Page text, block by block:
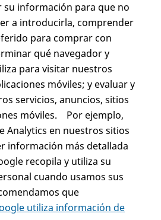
información para que no
a introducirla, comprender
para comprar con
qué navegador y
para visitar nuestros
móviles; y evaluar y
servicios, anuncios, sitios
móviles. Por ejemplo,
Analytics en nuestros sitios
información más detallada
recopila y utiliza su
cuando usamos sus
que
utiliza información de